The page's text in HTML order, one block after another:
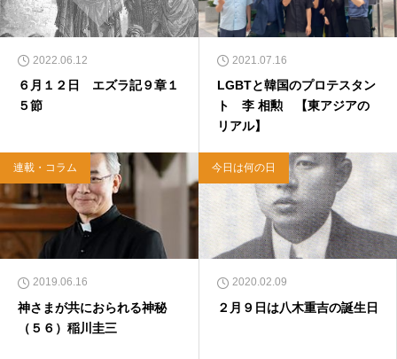
2022.06.12
６月１２日 エズラ記９章１
５節
2021.07.16
LGBTと韓国のプロテスタン
ト 李 相勲 【東アジアの
リアル】
連載・コラム
2019.06.16
神さまが共におられる神秘
（５６）稲川圭三
今日は何の日
2020.02.09
２月９日は八木重吉の誕生日